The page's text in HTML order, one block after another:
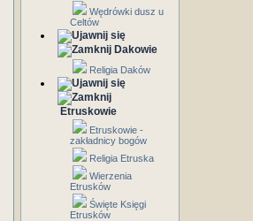
Wędrówki dusz u
Celtów
Dakowie
Religia Daków
Etruskowie
Etruskowie -
zakładnicy bogów
Religia Etruska
Wierzenia
Etrusków
Święte Księgi
Etrusków